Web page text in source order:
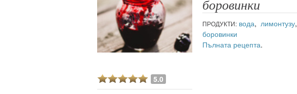
5.0
боровинки
ПРОДУКТИ: вода, лимонтузу,
боровинки
Пълната рецепта.